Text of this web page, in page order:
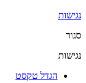
נגישות
סגור
נגישות
הגדל טקסט